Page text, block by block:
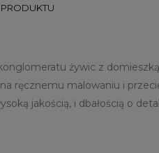
żywic z
ręcznemu malowaniu i
jakością, i dbałością o